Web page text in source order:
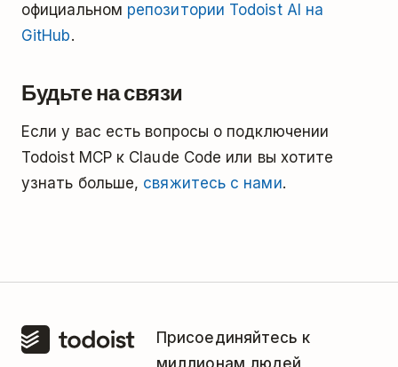
официальном репозитории Todoist AI на
GitHub.
Будьте на связи
Если у вас есть вопросы о подключении
Todoist MCP к Claude Code или вы хотите
узнать больше, свяжитесь с нами.
Присоединяйтесь к